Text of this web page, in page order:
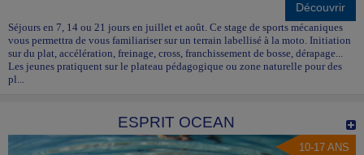
Découvrir
Séjours en 7, 14 ou 21 jours en juillet et août. Ce stage de sports mécaniques
vous permettra de vous familiariser sur un terrain labellisé à la moto. Initiation
sur du plat, accélération, freinage, cross, franchissement de bosse, dérapage...
Les jeunes pratiquent sur le plateau pédagogique ou zone naturelle pour des
pl...
ESPRIT OCEAN
10-17 ANS